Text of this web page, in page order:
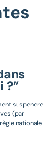
?”
suspendre
(par
nationale